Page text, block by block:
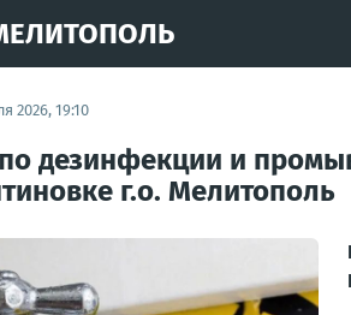
2026, 19:10
дезинфекции и
г.о. Мелитополь